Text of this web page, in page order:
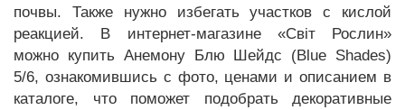
почвы. Также нужно избегать участков с кислой
реакцией. В интернет-магазине «Світ Рослин»
можно купить Анемону Блю Шейдс (Blue Shades)
5/6, ознакомившись с фото, ценами и описанием в
каталоге, что поможет подобрать декоративные